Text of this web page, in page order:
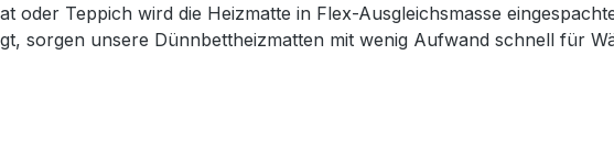
oder Teppich wird die Heizmatte in Flex-Ausgleichsmasse
sorgen unsere Dünnbettheizmatten mit wenig Aufwand schnell für